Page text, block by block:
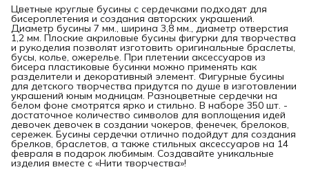
Цветные круглые бусины с сердечками подходят для
бисероплетения и создания авторских украшений.
Диаметр бусины 7 мм., ширина 3,8 мм., диаметр отверстия
1,2 мм. Плоские акриловые бусины фигурки для творчества
и рукоделия позволят изготовить оригинальные браслеты,
бусы, колье, ожерелье. При плетении аксессуаров из
бисера пластиковые бусинки можно применять как
разделители и декоративный элемент. Фигурные бусины
для детского творчества придутся по душе в изготовлении
украшений юным модницам. Разноцветные сердечки на
белом фоне смотрятся ярко и стильно. В наборе 350 шт. -
достаточное количество символов для воплощения идей
девочек девочек в создании чокеров, фенечек, брелоков,
сережек. Бусины сердечки отлично подойдут для создания
брелков, браслетов, а также стильных аксессуаров на 14
февраля в подарок любимым. Создавайте уникальные
изделия вместе с «Нити творчества»!